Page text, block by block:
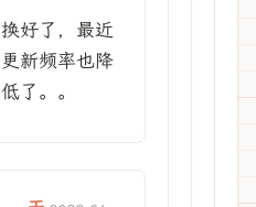
换好了，最近
更新频率也降
低了。。